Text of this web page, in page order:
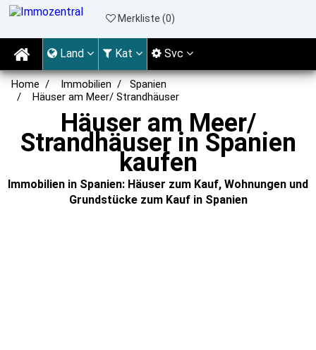
Home Immobilien
Spanien
Häuser am Meer/ Strandhäuser
Häuser am Meer/
Strandhäuser in Spanien
kaufen
Immobilien in Spanien: Häuser zum Kauf, Wohnungen und
Grundstücke zum Kauf in Spanien
Merkliste (0)
Land Kat Svc